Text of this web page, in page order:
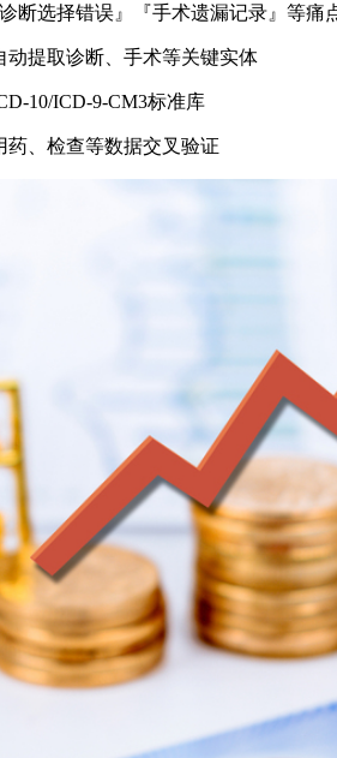
断选择错误』『手术遗漏记录』等痛
动提取诊断、手术等关键实体
10/ICD-9-CM3标准库
药、检查等数据交叉验证